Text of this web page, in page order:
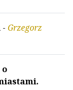
- Grzegorz